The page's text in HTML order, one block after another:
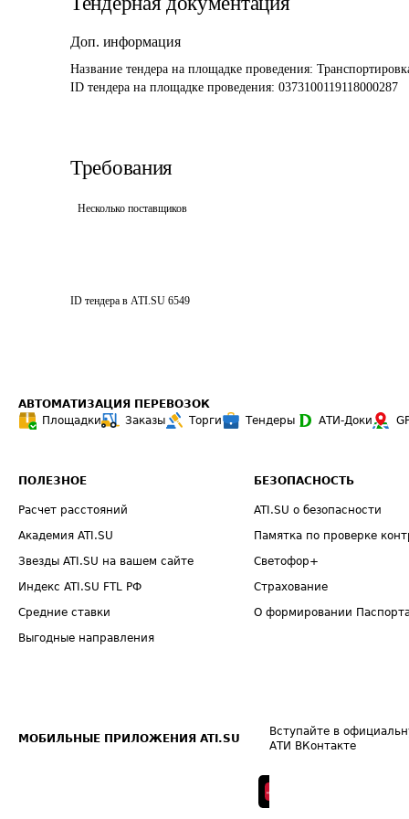
Доп. информация
Название тендера на площадке проведения:
ID тендера на площадке проведения: 0373100119118000287
Требования
Несколько поставщиков
ID тендера в ATI.SU 6549
АВТОМАТИЗАЦИЯ ПЕРЕВОЗОК
Площадки
Заказы Торги Тендеры АТИ-Доки
ПОЛЕЗНОЕ
Расчет расстояний
Академия ATI.SU
Звезды ATI.SU на вашем сайте
Индекс ATI.SU FTL РФ
Средние ставки
Выгодные направления
БЕЗОПАСНОСТЬ
ATI.SU о безопасности
Памятка по проверке
Светофор+
Страхование
О формировании
МОБИЛЬНЫЕ ПРИЛОЖЕНИЯ ATI.SU
Вступайте в
АТИ ВКонтакте